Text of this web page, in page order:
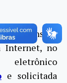
de Ensino
Internet, no
e solicitada